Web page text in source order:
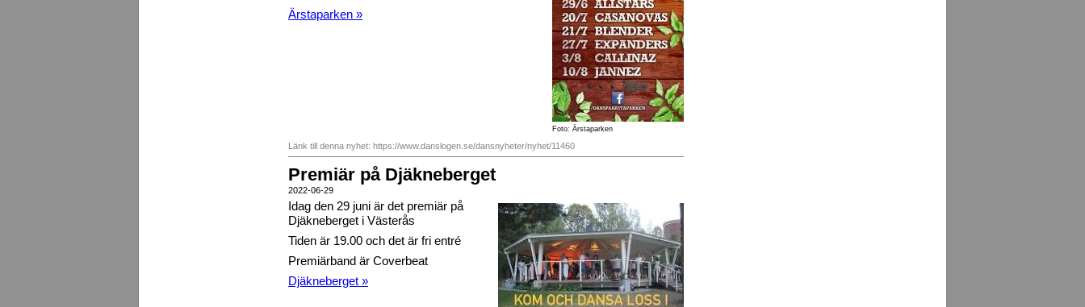
Foto: Ärstaparken
Ärstaparken »
Länk till denna nyhet: https://www.danslogen.se/dansnyheter/nyhet/11460
Premiär på Djäkneberget
2022-06-29
Idag den 29 juni är det premiär på
Djäkneberget i Västerås
Tiden är 19.00 och det är fri entré
Premiärband är Coverbeat
Djäkneberget »